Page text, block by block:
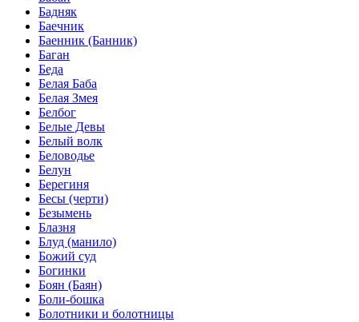
Бадняк
Баечник
Баенник (Банник)
Баган
Беда
Белая Баба
Белая Змея
Белбог
Белые Девы
Белый волк
Беловодье
Белун
Берегиня
Бесы (черти)
Безымень
Блазня
Блуд (манило)
Божий суд
Богинки
Боян (Баян)
Боли-бошка
Болотники и болотницы